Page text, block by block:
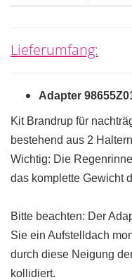
Lieferumfang:
Adapter
Kit Brandrup für
bestehend aus 2
Wichtig: Die
das komplette Gewicht
Bitte beachten: Der
Sie ein Aufstelldach
durch diese Neigung
kollidiert.